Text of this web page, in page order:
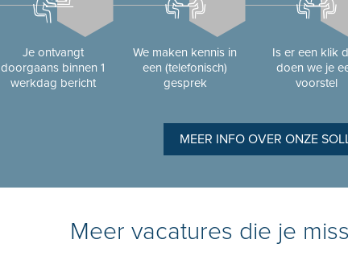
Je ontvangt
doorgaans binnen 1
werkdag bericht
We maken kennis in
een (telefonisch)
gesprek
Is er een klik
doen we je
voorstel
MEER INFO OVER ONZE
Meer vacatures die je